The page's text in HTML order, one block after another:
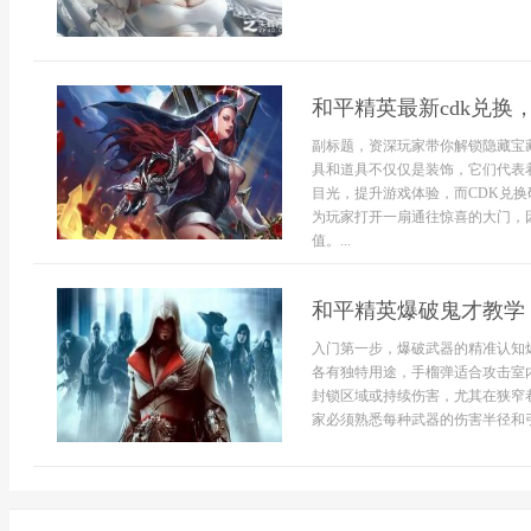
和平精英最新cdk兑换
副标题，资深玩家带你解锁隐藏
具和道具不仅仅是装饰，它们代
目光，提升游戏体验，而CDK兑
为玩家打开一扇通往惊喜的大门
值。...
和平精英爆破鬼才教
入门第一步，爆破武器的精准认
各有独特用途，手榴弹适合攻击
封锁区域或持续伤害，尤其在狭
家必须熟悉每种武器的伤害半径